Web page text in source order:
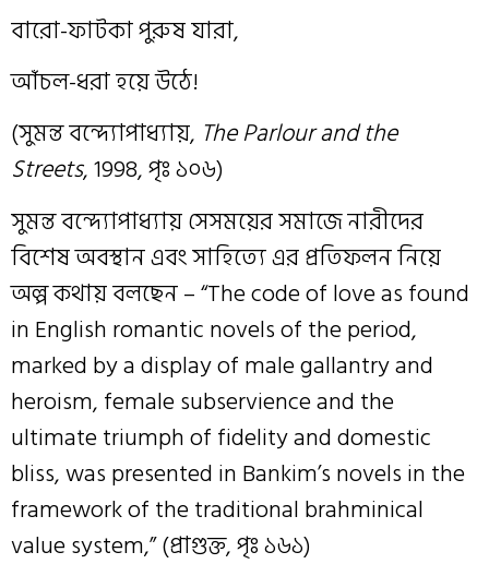
বারো-ফাটকা পুরুষ যারা,
আঁচল-ধরা হয়ে উঠে!
(সুমন্ত বন্দ্যোপাধ্যায়, The Parlour and the
Streets, 1998, পৃঃ ১০৬)
সুমন্ত বন্দ্যোপাধ্যায় সেসময়ের সমাজে নারীদের
বিশেষ অবস্থান এবং সাহিত্যে এর প্রতিফলন নিয়ে
অল্প কথায় বলছেন – “The code of love as found
in English romantic novels of the period,
marked by a display of male gallantry and
heroism, female subservience and the
ultimate triumph of fidelity and domestic
bliss, was presented in Bankim’s novels in the
framework of the traditional brahminical
value system,” (প্রাগুক্ত, পৃঃ ১৬১)